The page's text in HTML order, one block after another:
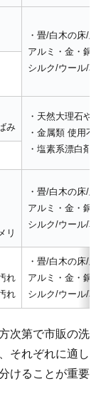
・畳/白木の床/
アルミ・金・銅
シルク/ウール/
み
・天然大理石や
・金属類 使用不
・塩素系漂白剤
リ
・畳/白木の床/
アルミ・金・銅
シルク/ウール/
れ
れ
・畳/白木の床/
アルミ・金・銅
シルク/ウール/
次第で市販の洗
それぞれに適し
けることが重要